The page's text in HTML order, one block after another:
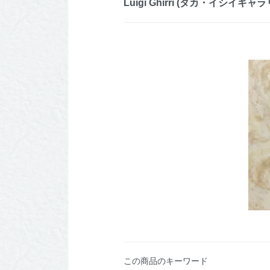
Luigi Ghirri (タカ・イシイギャラ
この商品のキーワード